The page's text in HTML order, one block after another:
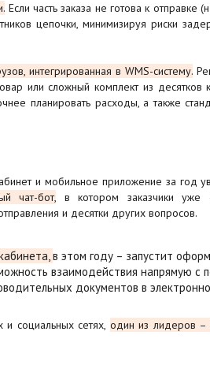
Если часть заказа не готова к отправке
цепочки, минимизируя риски
интегрированная в WMS-систему.
или сложный комплект из десятков
планировать расходы, а также
и мобильное приложение за год
чат-бот, в котором заказчики уже
и десятки других вопросов.
в этом году – запустит
взаимодействия напрямую с
документов в
социальных сетях, один из лидеров –